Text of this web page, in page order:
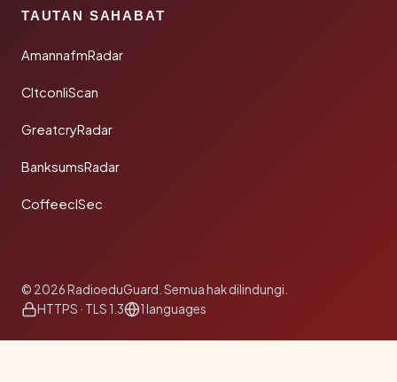
TAUTAN SAHABAT
AmannafmRadar
CltconliScan
GreatcryRadar
BanksumsRadar
CoffeeclSec
© 2026 RadioeduGuard. Semua hak dilindungi.
HTTPS · TLS 1.3
1 languages